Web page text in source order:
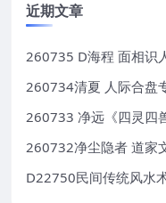
近期文章
260735 D海程 面相识
260734清夏 人际合盘
260733 净远《四灵四
260732净尘隐者 道家
D22750民间传统风水